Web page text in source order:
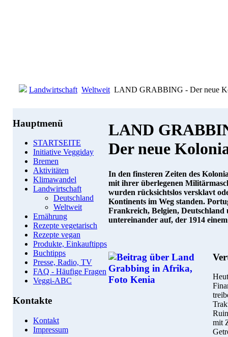
Landwirtschaft Weltweit LAND GRABBING - Der neue
Hauptmenü
STARTSEITE
Initiative Veggiday
Bremen
Aktivitäten
Klimawandel
Landwirtschaft
Deutschland
Weltweit
Ernährung
Rezepte vegetarisch
Rezepte vegan
Produkte, Einkauftipps
Buchtipps
Presse, Radio, TV
FAQ - Häufige Fragen
Veggi-ABC
Kontakte
Kontakt
Impressum
LAND
Der neue
In den finsteren Zeiten des
mit ihrer überlegenen
wurden rücksichtslos versklavt
Kontinents im Weg standen.
Frankreich, Belgien,
untereinander auf, der 1914
mit